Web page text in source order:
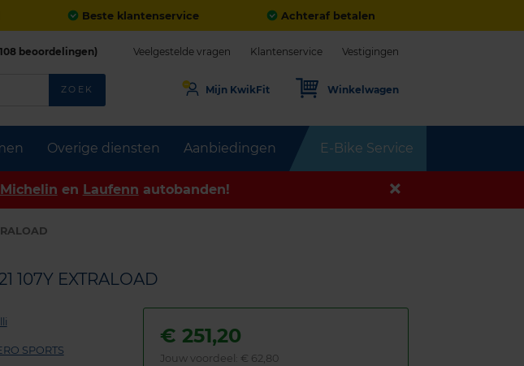
Beste klantenservice Achteraf betalen
Overige diensten Aanbiedingen E-Bike Service
beoordelingen) Veelgestelde vragen Klantenservice Vestigingen
ZOEK Mijn KwikFit Winkelwagen
Michelin en Laufenn autobanden!
107Y EXTRALOAD
SPORTS
€251,20
Jouw voordeel: € 62,80